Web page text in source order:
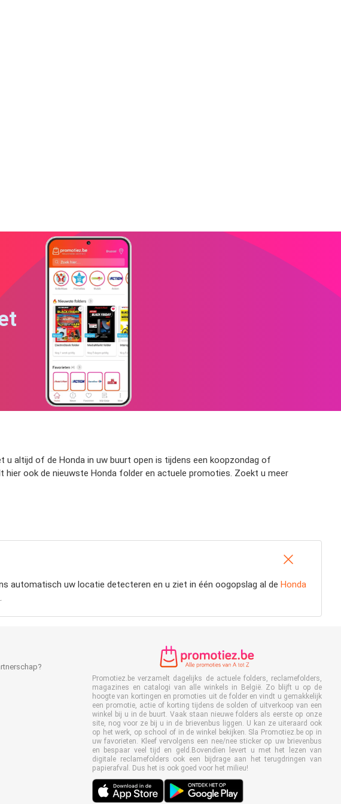
u altijd of de Honda in uw buurt open is tijdens een koopzondag of
ook de nieuwste Honda folder en actuele promoties. Zoekt u meer
automatisch uw locatie detecteren en u ziet in één oogopslag al de Honda
Promotiez.be verzamelt dagelijks de actuele folders, reclamefolders,
magazines en catalogi van alle winkels in België. Zo blijft u op de
hoogte van kortingen en promoties uit de folder en vindt u gemakkelijk
een promotie, actie of korting tijdens de solden of uitverkoop van een
winkel bij u in de buurt. Vaak staan nieuwe folders als eerste op onze
site, nog voor ze bij u in de brievenbus liggen. U kan ze uiteraard ook
op het werk, op school of in de winkel bekijken. Sla Promotiez.be op in
uw favorieten. Kleef vervolgens een nee/nee sticker op uw brievenbus
en bespaar veel tijd en geld.Bovendien levert u met het lezen van
digitale reclamefolders ook een bijdrage aan het terugdringen van
papierafval. Dus het is ook goed voor het milieu!